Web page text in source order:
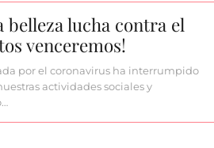
lucha contra el
venceremos!
por el coronavirus ha interrumpido
actividades sociales y